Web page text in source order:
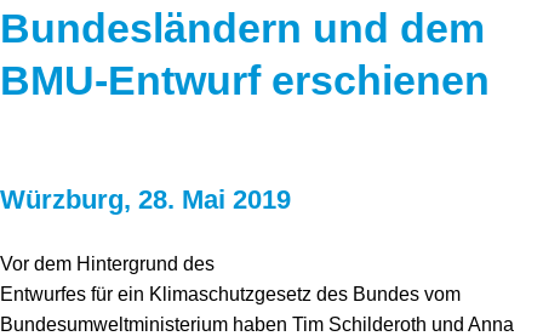
Grundsatzfragen
Märkte
Sektorenkopplung
Speicher
Stromerzeugung
Karriere
Über uns
Team
Forschungsnetzwerk
Bibliothek
Bundesländern und dem
BMU-Entwurf erschienen
Würzburg, 28. Mai 2019
Vor dem Hintergrund des
Entwurfes für ein Klimaschutzgesetz des Bundes vom
Bundesumweltministerium haben Tim Schilderoth und Anna